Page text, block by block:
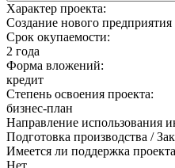
Характер проекта:
Создание нового предприятия
Срок окупаемости:
2 года
Форма вложений:
кредит
Степень освоения проекта:
бизнес-план
Направление использования
Подготовка производства /
Имеется ли поддержка
Нет